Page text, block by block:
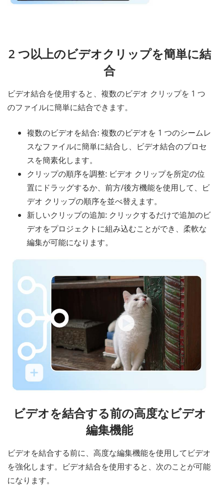
2 つ以上のビデオクリップを簡単に結
合
ビデオ結合を使用すると、複数のビデオ クリップを 1 つ
のファイルに簡単に結合できます。
複数のビデオを結合: 複数のビデオを 1 つのシームレ
スなファイルに簡単に結合し、ビデオ結合のプロセ
スを簡素化します。
クリップの順序を調整: ビデオ クリップを所定の位
置にドラッグするか、前方/後方機能を使用して、ビ
デオ クリップの順序を並べ替えます。
新しいクリップの追加: クリックするだけで追加のビ
デオをプロジェクトに組み込むことができ、柔軟な
編集が可能になります。
ビデオを結合する前の高度なビデオ
編集機能
ビデオを結合する前に、高度な編集機能を使用してビデオ
を強化します。ビデオ結合を使用すると、次のことが可能
になります。